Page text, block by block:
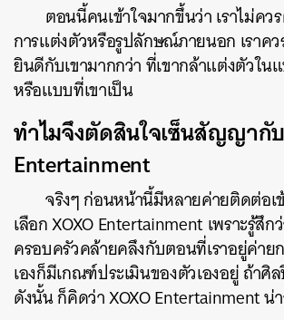
ตอนนี้คนเข้าใจมากขึ้นว่า เราไม่คว
การแต่งตัวหรือรูปลักษณ์ภายนอก เราค
ยินดีกับเขามากกว่า ที่เขากล้าแต่งตัวใน
หรือแบบที่เขาเป็น
ทำไมจึงตัดสินใจเซ็นสัญญากั
Entertainment
จริงๆ ก่อนหน้านี้มีหลายค่ายติดต่อเ
เลือก XOXO Entertainment เพราะรู้สึก
ครอบครัวคล้ายคลึงกับตอนที่เราอยู่ค่าย
เองก็มีเกณฑ์ประเมินของตัวเองอยู่ ถ้า
ดังนั้น ก็คิดว่า XOXO Entertainment น่